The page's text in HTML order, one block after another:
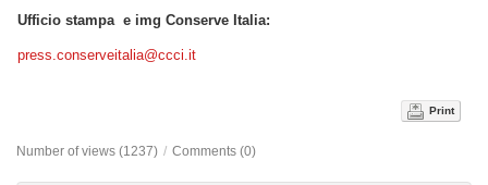
Ufficio stampa e img Conserve Italia:
press.conserveitalia@ccci.it
Print
Number of views (1237) / Comments (0)